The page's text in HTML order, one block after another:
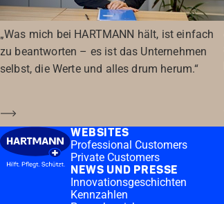
„Was mich bei HARTMANN hält, ist einfach
zu beantworten – es ist das Unternehmen
selbst, die Werte und alles drum herum.“
WEBSITES
Professional Customers
Private Customers
NEWS UND PRESSE
Innovationsgeschichten
Kennzahlen